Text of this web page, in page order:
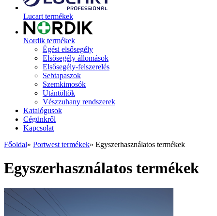
Lucart termékek
Nordik termékek
Égési elsősegély
Elsősegély állomások
Elsősegély-felszerelés
Sebtapaszok
Szemkimosók
Utántöltők
Vészzuhany rendszerek
Katalógusok
Cégünkről
Kapcsolat
Főoldal» Portwest termékek» Egyszerhasználatos termékek
Egyszerhasználatos termékek